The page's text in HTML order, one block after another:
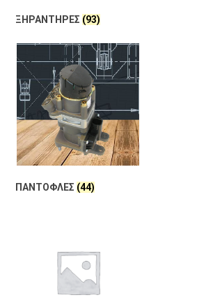
ΞΗΡΑΝΤΗΡΕΣ (93)
ΠΑΝΤΟΦΛΕΣ (44)